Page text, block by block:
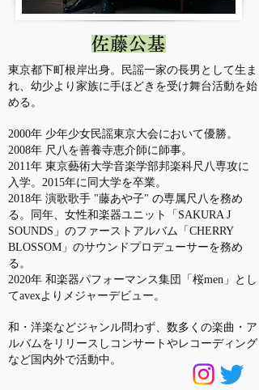
佐藤公基
東京都下町根岸出身。民謡一家の長男として生ま
れ、幼少より家族に手ほどきを受け舞台活動を始
める。
2000年 少年少女民謡東京大会において優勝。
2008年 尺八を善養寺恵介師に師事。
2011年 東京藝術大学音楽学部邦楽科尺八専攻に
入学。2015年に同大学を卒業。
2018年 演歌歌手 "藤あや子" の専属尺八を務め
る。同年、女性和楽器ユニット「SAKURA J
SOUNDS」のファーストアルバム「CHERRY
BLOSSOM」のサウンドプロデューサーを務め
る。
2020年 和楽器パフォーマンス集団「桜men」とし
てavexよりメジャーデビュー。
和・洋楽などジャンル問わず、数多くの楽曲・ア
ルバムをリリースしコンサートやレコーディング
など国内外で活動中。